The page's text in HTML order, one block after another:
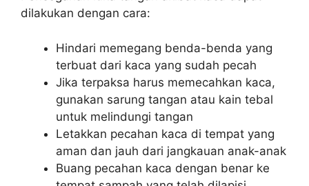
dilakukan dengan cara:
Hindari memegang benda-benda yang
terbuat dari kaca yang sudah pecah
Jika terpaksa harus memecahkan kaca,
gunakan sarung tangan atau kain tebal
untuk melindungi tangan
Letakkan pecahan kaca di tempat yang
aman dan jauh dari jangkauan anak-anak
Buang pecahan kaca dengan benar ke